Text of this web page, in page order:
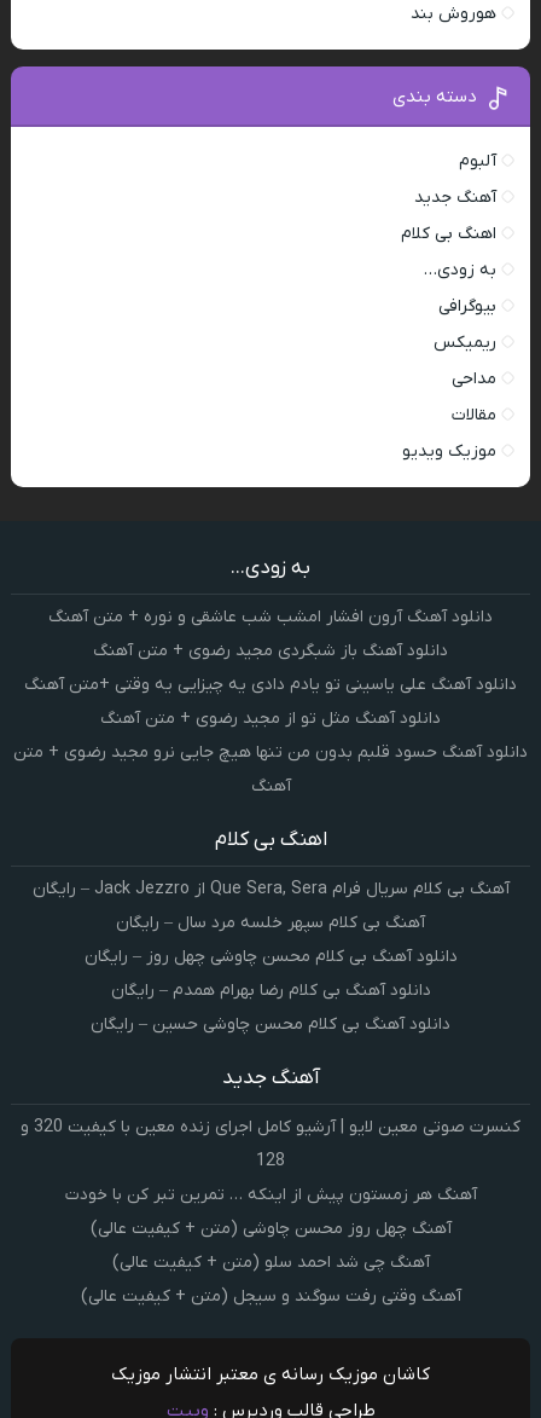
هوروش بند
دسته بندی
آلبوم
آهنگ جدید
اهنگ بی کلام
به زودی…
بیوگرافی
ریمیکس
مداحی
مقالات
موزیک ویدیو
به زودی...
دانلود آهنگ آرون افشار امشب شب عاشقی و نوره + متن آهنگ
دانلود آهنگ باز شبگردی مجید رضوی + متن آهنگ
دانلود آهنگ علی یاسینی تو یادم دادی یه چیزایی یه وقتی +متن آهنگ
دانلود آهنگ مثل تو از مجید رضوی + متن آهنگ
دانلود آهنگ حسود قلبم بدون من تنها هیچ جایی نرو مجید رضوی + متن
آهنگ
اهنگ بی کلام
آهنگ بی کلام سریال فرام Que Sera, Sera از Jack Jezzro – رایگان
آهنگ بی کلام سپهر خلسه مرد سال – رایگان
دانلود آهنگ بی کلام محسن چاوشی چهل روز – رایگان
دانلود آهنگ بی کلام رضا بهرام همدم – رایگان
دانلود آهنگ بی کلام محسن چاوشی حسین – رایگان
آهنگ جدید
کنسرت صوتی معین لایو | آرشیو کامل اجرای زنده معین با کیفیت 320 و
128
آهنگ هر زمستون پیش از اینکه … تمرین تبر کن با خودت
آهنگ چهل روز محسن چاوشی (متن + کیفیت عالی)
آهنگ چی شد احمد سلو (متن + کیفیت عالی)
آهنگ وقتی رفت سوگند و سیجل (متن + کیفیت عالی)
کاشان موزیک رسانه ی معتبر انتشار موزیک
طراحی قالب وردپرس : وبیت